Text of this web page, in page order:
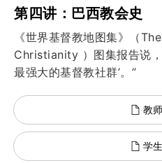
第四讲：巴西教会史
《世界基督教地图集》（
Christianity ）图集报告说，
最强大的基督教社群’。”
教
学